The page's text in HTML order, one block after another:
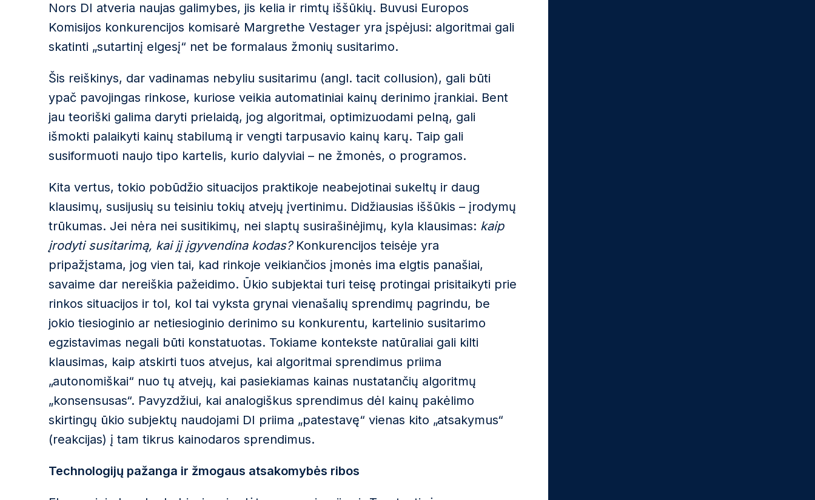
Nors DI atveria naujas galimybes, jis kelia ir rimtų iššūkių. Buvusi Europos
Komisijos konkurencijos komisarė Margrethe Vestager yra įspėjusi: algoritmai gali
skatinti „sutartinį elgesį“ net be formalaus žmonių susitarimo.
Šis reiškinys, dar vadinamas nebyliu susitarimu (angl. tacit collusion), gali būti
ypač pavojingas rinkose, kuriose veikia automatiniai kainų derinimo įrankiai. Bent
jau teoriški galima daryti prielaidą, jog algoritmai, optimizuodami pelną, gali
išmokti palaikyti kainų stabilumą ir vengti tarpusavio kainų karų. Taip gali
susiformuoti naujo tipo kartelis, kurio dalyviai – ne žmonės, o programos.
Kita vertus, tokio pobūdžio situacijos praktikoje neabejotinai sukeltų ir daug
klausimų, susijusių su teisiniu tokių atvejų įvertinimu. Didžiausias iššūkis – įrodymų
trūkumas. Jei nėra nei susitikimų, nei slaptų susirašinėjimų, kyla klausimas: kaip
įrodyti susitarimą, kai jį įgyvendina kodas?Konkurencijos teisėje yra
pripažįstama, jog vien tai, kad rinkoje veikiančios įmonės ima elgtis panašiai,
savaime dar nereiškia pažeidimo. Ūkio subjektai turi teisę protingai prisitaikyti prie
rinkos situacijos ir tol, kol tai vyksta grynai vienašalių sprendimų pagrindu, be
jokio tiesioginio ar netiesioginio derinimo su konkurentu, kartelinio susitarimo
egzistavimas negali būti konstatuotas. Tokiame kontekste natūraliai gali kilti
klausimas, kaip atskirti tuos atvejus, kai algoritmai sprendimus priima
„autonomiškai“ nuo tų atvejų, kai pasiekiamas kainas nustatančių algoritmų
„konsensusas“. Pavyzdžiui, kai analogiškus sprendimus dėl kainų pakėlimo
skirtingų ūkio subjektų naudojami DI priima „patestavę“ vienas kito „atsakymus“
(reakcijas) į tam tikrus kainodaros sprendimus.
Technologijų pažanga ir žmogaus atsakomybės ribos